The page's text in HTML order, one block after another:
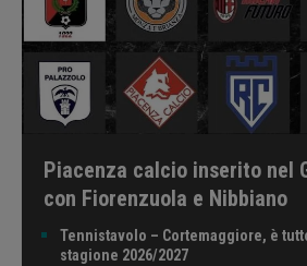
Piacenza calcio inserito nel
con Fiorenzuola e Nibbiano
Tennistavolo – Cortemaggiore, è
stagione 2026/2027